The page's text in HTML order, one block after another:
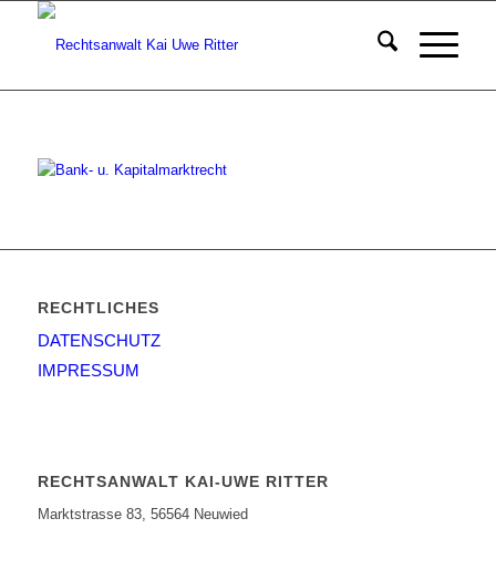
RECHTLICHES
DATENSCHUTZ
IMPRESSUM
RECHTSANWALT KAI-UWE RITTER
Marktstrasse 83, 56564 Neuwied